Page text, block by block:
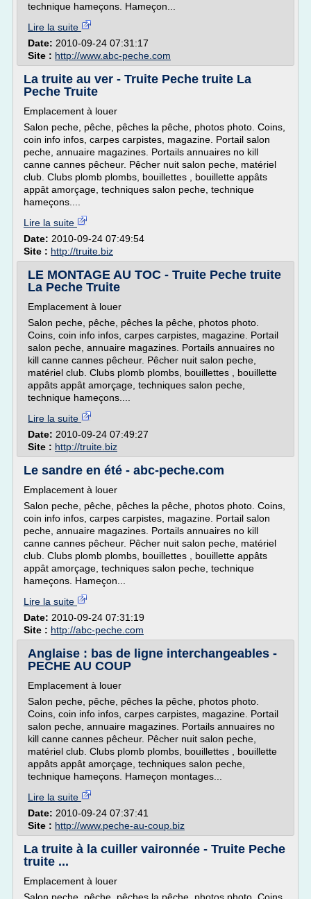
technique hameçons. Hameçon...
Lire la suite
Date: 2010-09-24 07:31:17
Site : http://www.abc-peche.com
La truite au ver - Truite Peche truite La
Peche Truite
Emplacement à louer
Salon peche, pêche, pêches la pêche, photos photo. Coins,
coin info infos, carpes carpistes, magazine. Portail salon
peche, annuaire magazines. Portails annuaires no kill
canne cannes pêcheur. Pêcher nuit salon peche, matériel
club. Clubs plomb plombs, bouillettes , bouillette appâts
appât amorçage, techniques salon peche, technique
hameçons....
Lire la suite
Date: 2010-09-24 07:49:54
Site : http://truite.biz
LE MONTAGE AU TOC - Truite Peche truite
La Peche Truite
Emplacement à louer
Salon peche, pêche, pêches la pêche, photos photo.
Coins, coin info infos, carpes carpistes, magazine. Portail
salon peche, annuaire magazines. Portails annuaires no
kill canne cannes pêcheur. Pêcher nuit salon peche,
matériel club. Clubs plomb plombs, bouillettes , bouillette
appâts appât amorçage, techniques salon peche,
technique hameçons....
Lire la suite
Date: 2010-09-24 07:49:27
Site : http://truite.biz
Le sandre en été - abc-peche.com
Emplacement à louer
Salon peche, pêche, pêches la pêche, photos photo. Coins,
coin info infos, carpes carpistes, magazine. Portail salon
peche, annuaire magazines. Portails annuaires no kill
canne cannes pêcheur. Pêcher nuit salon peche, matériel
club. Clubs plomb plombs, bouillettes , bouillette appâts
appât amorçage, techniques salon peche, technique
hameçons. Hameçon...
Lire la suite
Date: 2010-09-24 07:31:19
Site : http://abc-peche.com
Anglaise : bas de ligne interchangeables -
PECHE AU COUP
Emplacement à louer
Salon peche, pêche, pêches la pêche, photos photo.
Coins, coin info infos, carpes carpistes, magazine. Portail
salon peche, annuaire magazines. Portails annuaires no
kill canne cannes pêcheur. Pêcher nuit salon peche,
matériel club. Clubs plomb plombs, bouillettes , bouillette
appâts appât amorçage, techniques salon peche,
technique hameçons. Hameçon montages...
Lire la suite
Date: 2010-09-24 07:37:41
Site : http://www.peche-au-coup.biz
La truite à la cuiller vaironnée - Truite Peche
truite ...
Emplacement à louer